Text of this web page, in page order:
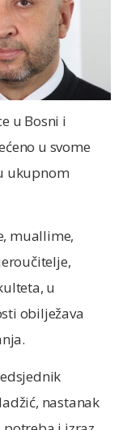
u Bosni i
u svome
ukupnom
muallime,
u
obilježava
nastanak